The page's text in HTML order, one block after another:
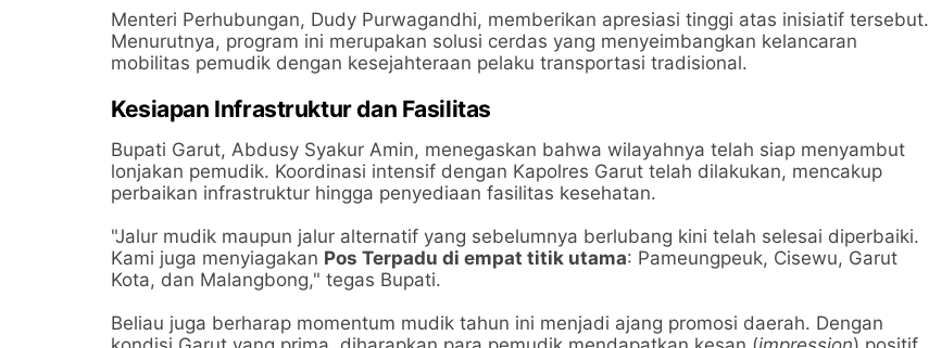
​Menteri Perhubungan, Dudy Purwagandhi, memberikan apresiasi tinggi atas inisiatif tersebut.
Menurutnya, program ini merupakan solusi cerdas yang menyeimbangkan kelancaran
mobilitas pemudik dengan kesejahteraan pelaku transportasi tradisional.
​Kesiapan Infrastruktur dan Fasilitas
​Bupati Garut, Abdusy Syakur Amin, menegaskan bahwa wilayahnya telah siap menyambut
lonjakan pemudik. Koordinasi intensif dengan Kapolres Garut telah dilakukan, mencakup
perbaikan infrastruktur hingga penyediaan fasilitas kesehatan.
​"Jalur mudik maupun jalur alternatif yang sebelumnya berlubang kini telah selesai diperbaiki.
Kami juga menyiagakan Pos Terpadu di empat titik utama: Pameungpeuk, Cisewu, Garut
Kota, dan Malangbong," tegas Bupati.
​Beliau juga berharap momentum mudik tahun ini menjadi ajang promosi daerah. Dengan